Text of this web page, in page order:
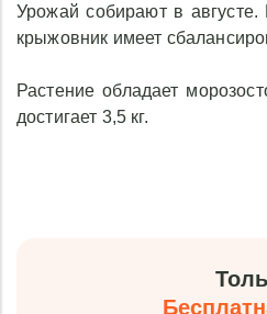
Урожай собирают в
крыжовник имеет
Растение обладает
достигает 3,5 кг.